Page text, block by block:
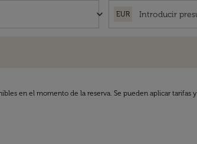
keyboard_arrow_down EUR
en el momento de la reserva. Se pueden aplicar tarifas